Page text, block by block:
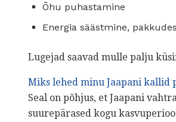
Õhu puhastamine
Energia säästmine,
Lugejad saavad mulle palju
Miks lehed minu Jaapani kallid
Seal on põhjus, et Jaapani
suurepärased kogu